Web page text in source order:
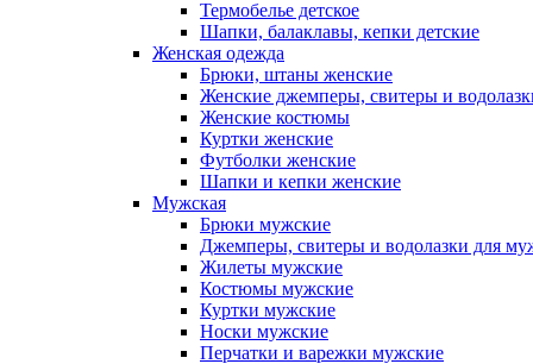
Термобелье детское
Шапки, балаклавы, кепки детские
Женская одежда
Брюки, штаны женские
Женские джемперы, свитеры и
Женские костюмы
Куртки женские
Футболки женские
Шапки и кепки женские
Мужская
Брюки мужские
Джемперы, свитеры и водолазки для
Жилеты мужские
Костюмы мужские
Куртки мужские
Носки мужские
Перчатки и варежки мужские